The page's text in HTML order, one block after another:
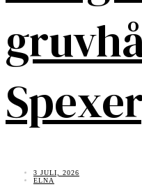
3 JULI, 2026
ELNA